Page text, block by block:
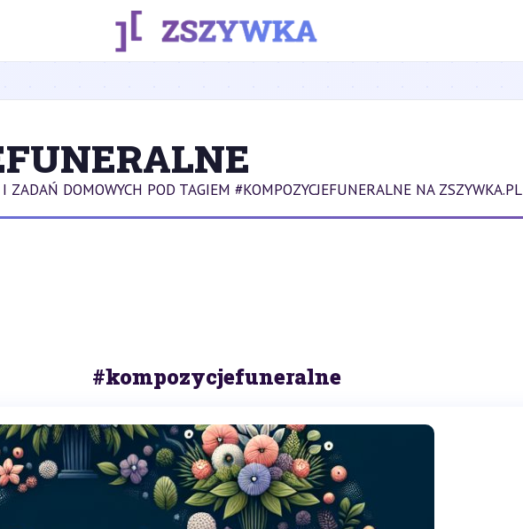
ZADAŃ DOMOWYCH POD TAGIEM #KOMPOZYCJEFUNERALNE NA ZSZYWKA.PL
#kompozycjefuneralne